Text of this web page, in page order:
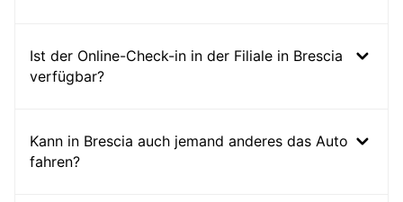
Ist der Online-Check-in in der Filiale in Brescia
verfügbar?
Kann in Brescia auch jemand anderes das Auto
fahren?